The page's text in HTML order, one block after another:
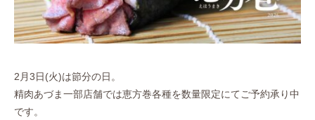
2月3日(火)は節分の日。
精肉あづま一部店舗では恵方巻各種を数量限定にてご予約承り中
です。